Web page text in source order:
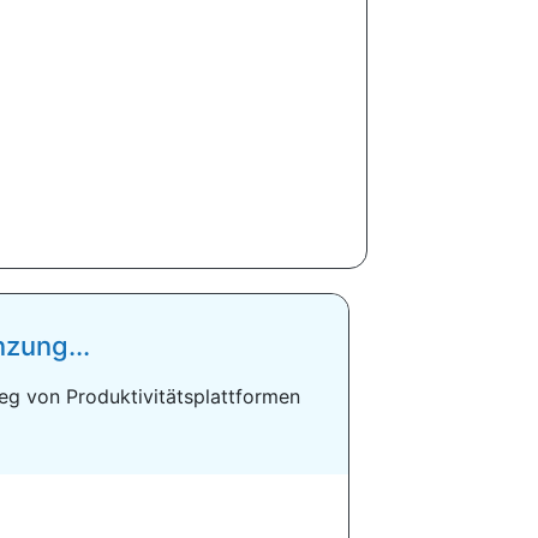
von Produktivitätsplattformen